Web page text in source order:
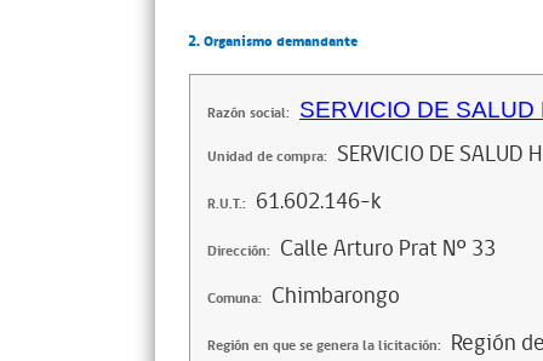
2. Organismo demandante
Razón social: SERVICIO DE
Unidad de compra: SERVICIO DE SALUD
R.U.T.: 61.602.146-k
Dirección: Calle Arturo Prat Nº 33
Comuna: Chimbarongo
Región en que se genera la licitación: Región